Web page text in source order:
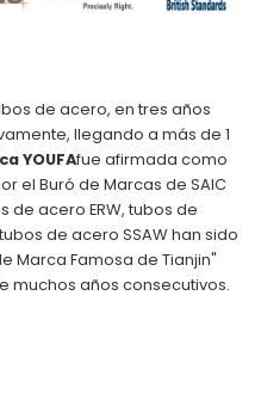
de acero, en tres años
llegando a más de 1
YOUFAfue afirmada como
el Buró de Marcas de SAIC
de acero ERW, tubos de
de acero SSAW han sido
Marca Famosa de Tianjin"
muchos años consecutivos.